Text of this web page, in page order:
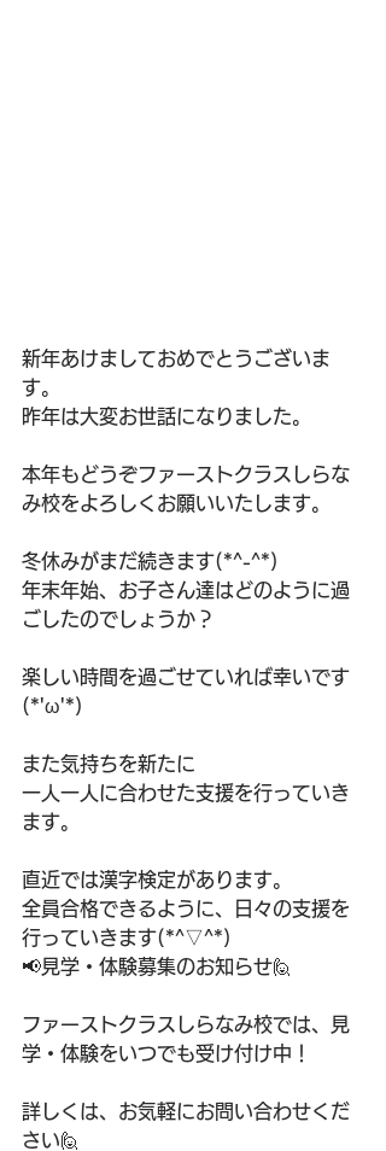
新年あけましておめでとうございま
す。
昨年は大変お世話になりました。
本年もどうぞファーストクラスしらな
み校をよろしくお願いいたします。
冬休みがまだ続きます(*^-^*)
年末年始、お子さん達はどのように過
ごしたのでしょうか？
楽しい時間を過ごせていれば幸いです
(*'ω'*)
また気持ちを新たに
一人一人に合わせた支援を行っていき
ます。
直近では漢字検定があります。
全員合格できるように、日々の支援を
行っていきます(*^▽^*)
📢見学・体験募集のお知らせ🙋
ファーストクラスしらなみ校では、見
学・体験をいつでも受け付け中！
詳しくは、お気軽にお問い合わせくだ
さい🙋